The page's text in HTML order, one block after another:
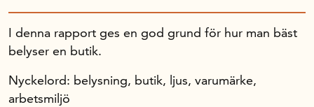
I denna rapport ges en god grund för hur man bäst
belyser en butik.
Nyckelord: belysning, butik, ljus, varumärke,
arbetsmiljö